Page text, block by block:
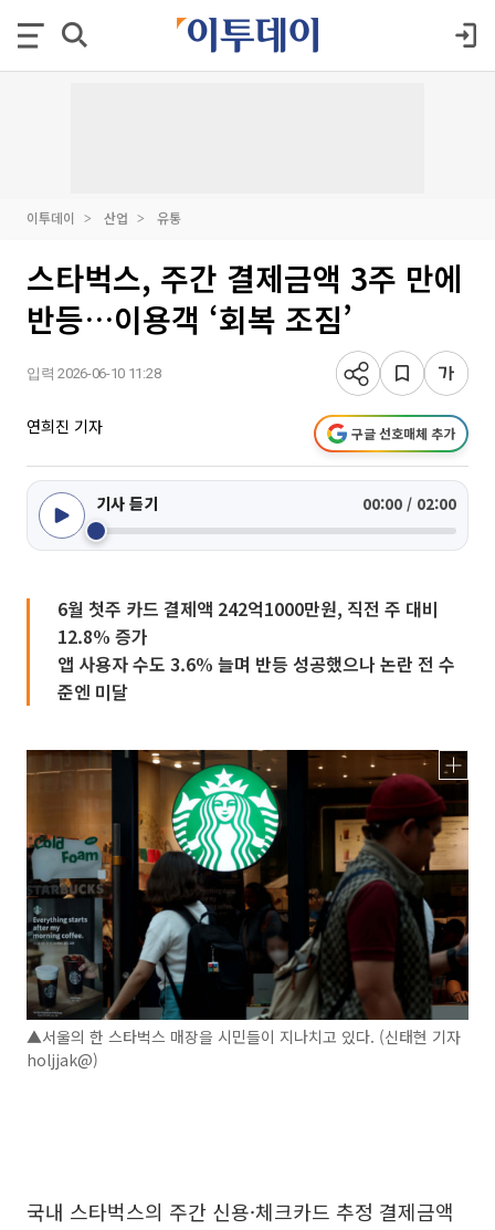
이투데이 산업 유통
스타벅스, 주간 결제금액 3주 만에
반등…이용객 ‘회복 조짐’
입력 2026-06-10 11:28
연희진 기자 구글 선호매체 추가
기사 듣기 00:00 / 02:00
6월 첫주 카드 결제액 242억1000만원, 직전 주 대비
12.8% 증가
앱 사용자 수도 3.6% 늘며 반등 성공했으나 논란 전 수
준엔 미달
▲서울의 한 스타벅스 매장을 시민들이 지나치고 있다. (신태현 기자
holjjak@)
국내 스타벅스의 주간 신용·체크카드 추정 결제금액